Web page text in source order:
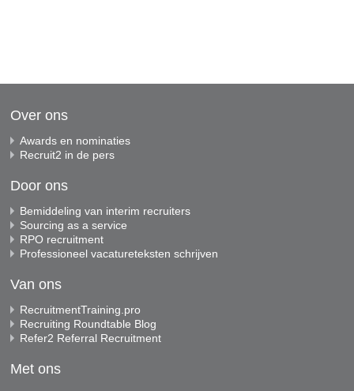
Over ons
Awards en nominaties
Recruit2 in de pers
Door ons
Bemiddeling van interim recruiters
Sourcing as a service
RPO recruitment
Professioneel vacatureteksten schrijven
Van ons
RecruitmentTraining.pro
Recruiting Roundtable Blog
Refer2 Referral Recruitment
Met ons